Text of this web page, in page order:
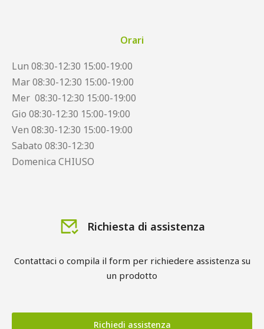
Orari
Lun 08:30-12:30 15:00-19:00
Mar 08:30-12:30 15:00-19:00
Mer 08:30-12:30 15:00-19:00
Gio 08:30-12:30 15:00-19:00
Ven 08:30-12:30 15:00-19:00
Sabato 08:30-12:30
Domenica CHIUSO
Richiesta di assistenza
Contattaci o compila il form per richiedere assistenza su
un prodotto
Richiedi assistenza